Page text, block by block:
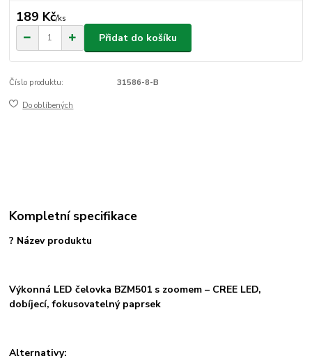
189 Kč/ks
Přidat do košíku
Číslo produktu: 31586-8-B
Do oblíbených
Kompletní specifikace
? Název produktu
Výkonná LED čelovka BZM501 s zoomem – CREE LED,
dobíjecí, fokusovatelný paprsek
Alternativy: